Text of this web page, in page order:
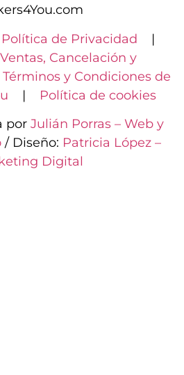
Política de Privacidad |
Cancelación y
Términos y Condiciones de
|
Política de cookies
por Julián Porras – Web y
/ Diseño: Patricia López –
Digital